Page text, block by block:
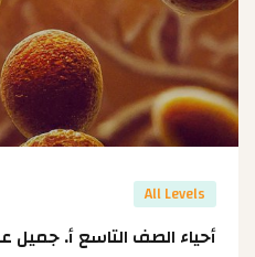
All Levels
أحياء الصف التاسع أ. جميل